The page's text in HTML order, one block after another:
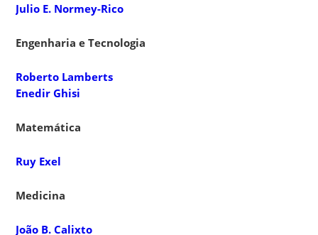
Julio E. Normey-Rico
Engenharia e Tecnologia
Roberto Lamberts
Enedir Ghisi
Matemática
Ruy Exel
Medicina
João B. Calixto